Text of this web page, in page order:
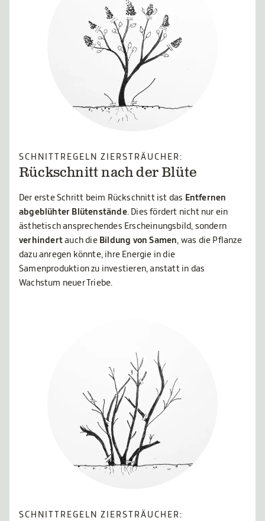
SCHNITTREGELN ZIERSTRÄUCHER:
Rückschnitt nach der Blüte
Der erste Schritt beim Rückschnitt ist das Entfernen
abgeblühter Blütenstände. Dies fördert nicht nur ein
ästhetisch ansprechendes Erscheinungsbild, sondern
verhindertauch dieBildung von Samen, was die Pflanze
dazu anregen könnte, ihre Energie in die
Samenproduktion zu investieren, anstatt in das
Wachstum neuer Triebe.
SCHNITTREGELN ZIERSTRÄUCHER: